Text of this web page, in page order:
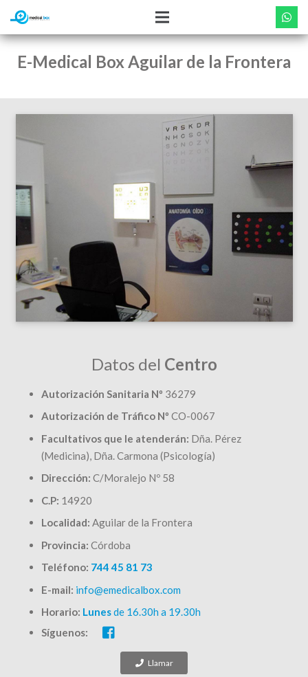
E-Medical Box Aguilar de la Frontera
Datos del Centro
Autorización Sanitaria Nº 36279
Autorización de Tráfico Nº CO-0067
Facultativos que le atenderán: Dña. Pérez
(Medicina), Dña. Carmona (Psicología)
Dirección: C/Moralejo Nº 58
C.P: 14920
Localidad: Aguilar de la Frontera
Provincia: Córdoba
Teléfono: 744 45 81 73
E-mail: info@emedicalbox.com
Horario: Lunesde 16.30h a 19.30h
Síguenos:
Llamar